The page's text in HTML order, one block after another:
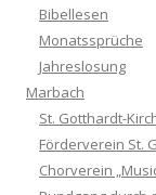
Bibellesen
Monatssprüche
Jahreslosung
Marbach
St. Gotthardt-
Förderverein St.
Chorverein